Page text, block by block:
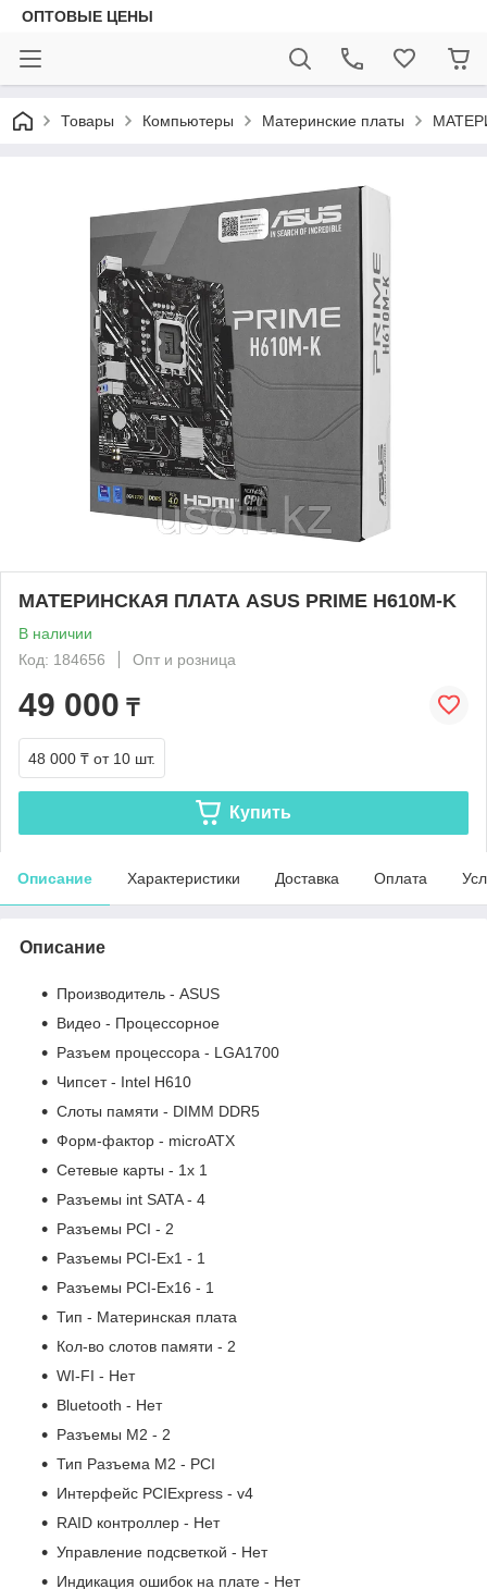
ОПТОВЫЕ ЦЕНЫ
Товары Компьютеры Материнские платы
МАТЕРИНСКАЯ ПЛАТА ASUS PRIME H610M-K
В наличии
Код: 184656
Опт и розница
49 000 ₸
48 000 ₸ от 10 шт.
Купить
Описание Характеристики Доставка Оплата
Описание
Производитель - ASUS
Видео - Процессорное
Разъем процессора - LGA1700
Чипсет - Intel H610
Слоты памяти - DIMM DDR5
Форм-фактор - microATX
Сетевые карты - 1x 1
Разъемы int SATA - 4
Разъемы PCI - 2
Разъемы PCI-Ex1 - 1
Разъемы PCI-Ex16 - 1
Тип - Материнская плата
Кол-во слотов памяти - 2
WI-FI - Нет
Bluetooth - Нет
Разъемы M2 - 2
Тип Разъема M2 - PCI
Интерфейс PCIExpress - v4
RAID контроллер - Нет
Управление подсветкой - Нет
Индикация ошибок на плате - Нет